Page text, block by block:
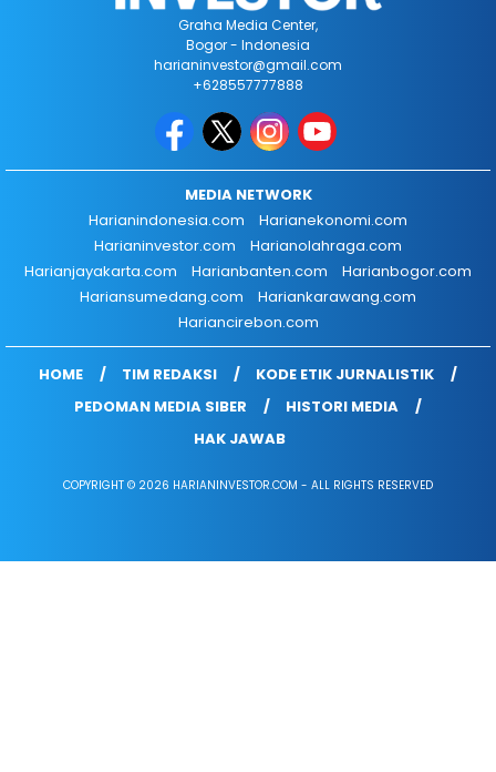
Graha Media Center,
Bogor - Indonesia
harianinvestor@gmail.com
+628557777888
MEDIA NETWORK
Harianindonesia.com
Harianekonomi.com
Harianinvestor.com
Harianolahraga.com
Harianjayakarta.com
Harianbanten.com
Harianbogor.com
Hariansumedang.com
Hariankarawang.com
Hariancirebon.com
HOME TIM REDAKSI
KODE ETIK JURNALISTIK
PEDOMAN MEDIA SIBER
HISTORI MEDIA
HAK JAWAB
COPYRIGHT © 2026 HARIANINVESTOR.COM - ALL RIGHTS RESERVED